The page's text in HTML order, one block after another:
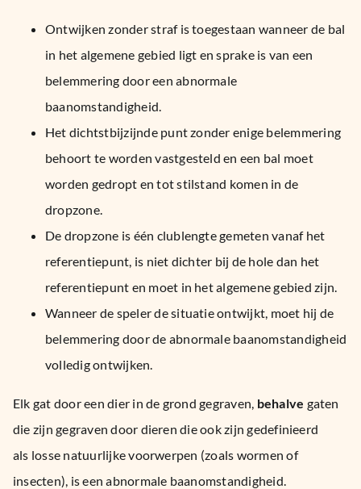
Ontwijken zonder straf is toegestaan wanneer de bal
in het algemene gebied ligt en sprake is van een
belemmering door een abnormale
baanomstandigheid.
Het dichtstbijzijnde punt zonder enige belemmering
behoort te worden vastgesteld en een bal moet
worden gedropt en tot stilstand komen in de
dropzone.
De dropzone is één clublengte gemeten vanaf het
referentiepunt, is niet dichter bij de hole dan het
referentiepunt en moet in het algemene gebied zijn.
Wanneer de speler de situatie ontwijkt, moet hij de
belemmering door de abnormale baanomstandigheid
volledig ontwijken.
Elk gat door eendier in de grond gegraven, behalve gaten
die zijn gegraven door dieren die ook zijn gedefinieerd
als losse natuurlijke voorwerpen (zoals wormen of
insecten), is een abnormale baanomstandigheid.